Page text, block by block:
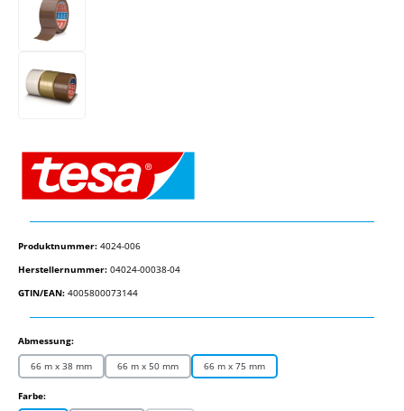
Produktnummer: 4024-006
Herstellernummer: 04024-00038-04
GTIN/EAN: 4005800073144
Abmessung:auswählen
66 m x 38 mm 66 m x 50 mm 66 m x 75 mm
Farbe:auswählen